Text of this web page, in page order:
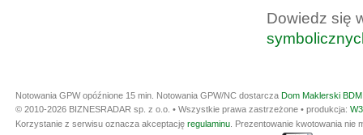
Dowiedz się
Notowania GPW opóźnione 15 min. Notowania GPW/NC dostarcza Dom Maklerski
© 2010-2026 BIZNESRADAR sp. z o.o. • Wszystkie prawa zastrzeżone • produkcja:
Korzystanie z serwisu oznacza akceptację regulaminu . Prezentowanie kwotowania